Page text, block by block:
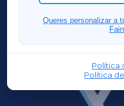
Queres personalizar a
Política
Política